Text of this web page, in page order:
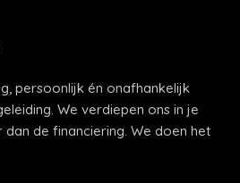
persoonlijk én onafhankelijk
We verdiepen ons in je
de financiering. We doen het